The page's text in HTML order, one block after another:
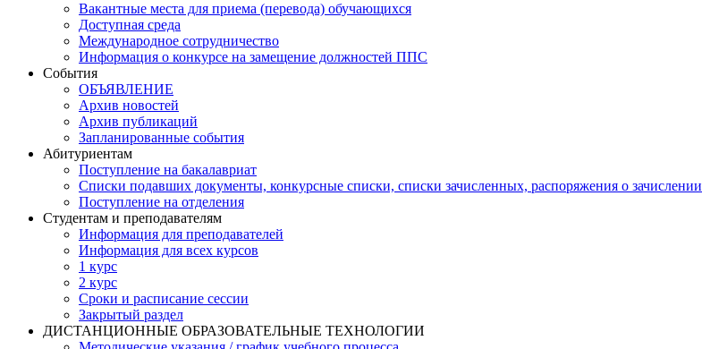
Вакантные места для приема (перевода) обучающихся
Доступная среда
Международное сотрудничество
Информация о конкурсе на замещение должностей ППС
События
ОБЪЯВЛЕНИЕ
Архив новостей
Архив публикаций
Запланированные события
Абитуриентам
Поступление на бакалавриат
Списки подавших документы, конкурсные списки, списки зачисленных, распоряжения о зачислении
Поступление на отделения
Студентам и преподавателям
Информация для преподавателей
Информация для всех курсов
1 курс
2 курс
Сроки и расписание сессии
Закрытый раздел
ДИСТАНЦИОННЫЕ ОБРАЗОВАТЕЛЬНЫЕ ТЕХНОЛОГИИ